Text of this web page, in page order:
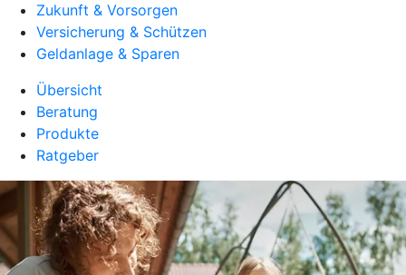
Zukunft & Vorsorgen
Versicherung & Schützen
Geldanlage & Sparen
Übersicht
Beratung
Produkte
Ratgeber